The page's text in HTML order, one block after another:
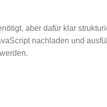
aber dafür klar
nachladen und